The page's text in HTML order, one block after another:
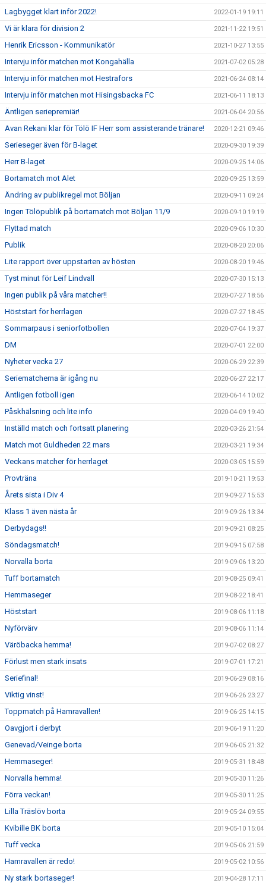
Lagbygget klart inför 2022! 2022-01-19 19:11
Vi är klara för division 2 2021-11-22 19:51
Henrik Ericsson - Kommunikatör 2021-10-27 13:55
Intervju inför matchen mot Kongahälla 2021-07-02 05:28
Intervju inför matchen mot Hestrafors 2021-06-24 08:14
Intervju inför matchen mot Hisingsbacka FC 2021-06-11 18:13
Äntligen seriepremiär! 2021-06-04 20:56
Avan Rekani klar för Tölö IF Herr som assisterande tränare! 2020-12-21 09:46
Serieseger även för B-laget 2020-09-30 19:39
Herr B-laget 2020-09-25 14:06
Bortamatch mot Alet 2020-09-25 13:59
Ändring av publikregel mot Böljan 2020-09-11 09:24
Ingen Tölöpublik på bortamatch mot Böljan 11/9 2020-09-10 19:19
Flyttad match 2020-09-06 10:30
Publik 2020-08-20 20:06
Lite rapport över uppstarten av hösten 2020-08-20 19:46
Tyst minut för Leif Lindvall 2020-07-30 15:13
Ingen publik på våra matcher!! 2020-07-27 18:56
Höststart för herrlagen 2020-07-27 18:45
Sommarpaus i seniorfotbollen 2020-07-04 19:37
DM 2020-07-01 22:00
Nyheter vecka 27 2020-06-29 22:39
Seriematcherna är igång nu 2020-06-27 22:17
Äntligen fotboll igen 2020-06-14 10:02
Påskhälsning och lite info 2020-04-09 19:40
Inställd match och fortsatt planering 2020-03-26 21:54
Match mot Guldheden 22 mars 2020-03-21 19:34
Veckans matcher för herrlaget 2020-03-05 15:59
Provträna 2019-10-21 19:53
Årets sista i Div 4 2019-09-27 15:53
Klass 1 även nästa år 2019-09-26 13:34
Derbydags!! 2019-09-21 08:25
Söndagsmatch! 2019-09-15 07:58
Norvalla borta 2019-09-06 13:20
Tuff bortamatch 2019-08-25 09:41
Hemmaseger 2019-08-22 18:41
Höststart 2019-08-06 11:18
Nyförvärv 2019-08-06 11:14
Väröbacka hemma! 2019-07-02 08:27
Förlust men stark insats 2019-07-01 17:21
Seriefinal! 2019-06-29 08:16
Viktig vinst! 2019-06-26 23:27
Toppmatch på Hamravallen! 2019-06-25 14:15
Oavgjort i derbyt 2019-06-19 11:20
Genevad/Veinge borta 2019-06-05 21:32
Hemmaseger! 2019-05-31 18:48
Norvalla hemma! 2019-05-30 11:26
Förra veckan! 2019-05-30 11:25
Lilla Träslöv borta 2019-05-24 09:55
Kvibille BK borta 2019-05-10 15:04
Tuff vecka 2019-05-06 21:59
Hamravallen är redo! 2019-05-02 10:56
Ny stark bortaseger! 2019-04-28 17:11